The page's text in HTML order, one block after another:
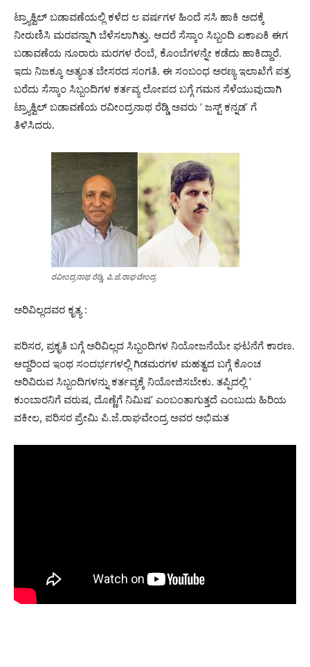
ಟ್ರ್ಯಾಕ್ವಿಲ್ ಬಡಾವಣೆಯಲ್ಲಿ ಕಳೆದ ೮ ವರ್ಷಗಳ ಹಿಂದೆ ಸಸಿ ಹಾಕಿ ಅದಕ್ಕೆ
ನೀರುಣಿಸಿ ಮರವನ್ನಾಗಿ ಬೆಳೆಸಲಾಗಿತ್ತು. ಆದರೆ ಸೆಸ್ಕಾಂ ಸಿಬ್ಬಂದಿ ಏಕಾಏಕಿ ಈಗ
ಬಡಾವಣೆಯ ನೂರಾರು ಮರಗಳ ರೆಂಬೆ, ಕೊಂಬೆಗಳನ್ನೇ ಕಡೆದು ಹಾಕಿದ್ದಾರೆ.
ಇದು ನಿಜಕ್ಕೂ ಅತ್ಯಂತ ಬೇಸರದ ಸಂಗತಿ. ಈ ಸಂಬಂಧ ಅರಣ್ಯ ಇಲಾಖೆಗೆ ಪತ್ರ
ಬರೆದು ಸೆಸ್ಕಾಂ ಸಿಬ್ಬಂದಿಗಳ ಕರ್ತವ್ಯ ಲೋಪದ ಬಗ್ಗೆ ಗಮನ ಸೆಳೆಯುವುದಾಗಿ
ಟ್ರ್ಯಾಕ್ವಿಲ್ ಬಡಾವಣೆಯ ರವೀಂದ್ರನಾಥ ರೆಡ್ಡಿ ಅವರು ‘ ಜಸ್ಟ್ ಕನ್ನಡ’ ಗೆ
ತಿಳಿಸಿದರು.
ರವೀಂದ್ರನಾಥ ರೆಡ್ಡಿ, ಪಿ.ಜೆ.ರಾಘವೇಂದ್ರ
ಅರಿವಿಲ್ಲದವರ ಕೃತ್ಯ :
ಪರಿಸರ, ಪ್ರಕೃತಿ ಬಗ್ಗೆ ಅರಿವಿಲ್ಲದ ಸಿಬ್ಬಂದಿಗಳ ನಿಯೋಜನೆಯೇ ಘಟನೆಗೆ ಕಾರಣ.
ಆದ್ದರಿಂದ ಇಂಥ ಸಂದರ್ಭಗಳಲ್ಲಿ ಗಿಡಮರಗಳ ಮಹತ್ವದ ಬಗ್ಗೆ ಕೊಂಚ
ಅರಿವಿರುವ ಸಿಬ್ಬಂದಿಗಳನ್ನು ಕರ್ತವ್ಯಕ್ಕೆ ನಿಯೋಜಿಸಬೇಕು. ತಪ್ಪಿದಲ್ಲಿ ‘
ಕುಂಬಾರನಿಗೆ ವರುಷ, ದೊಣ್ಣೆಗೆ ನಿಮಿಷ’ ಎಂಬಂತಾಗುತ್ತದೆ ಎಂಬುದು ಹಿರಿಯ
ವಕೀಲ, ಪರಿಸರ ಪ್ರೇಮಿ ಪಿ.ಜೆ.ರಾಘವೇಂದ್ರ ಅವರ ಅಭಿಮತ